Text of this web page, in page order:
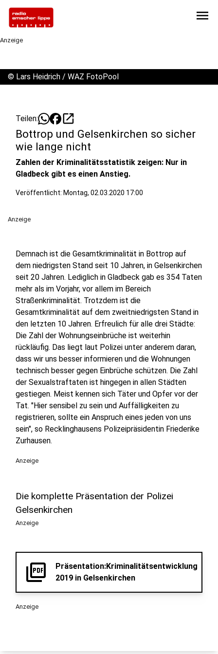
menu
Anzeige
© Lars Heidrich / WAZ FotoPool
Teilen: open_in_new
Bottrop und Gelsenkirchen so sicher
wie lange nicht
Zahlen der Kriminalitätsstatistik zeigen: Nur in
Gladbeck gibt es einen Anstieg.
Veröffentlicht: Montag, 02.03.2020 17:00
Anzeige
Demnach ist die Gesamtkriminalität in Bottrop auf
dem niedrigsten Stand seit 10 Jahren, in Gelsenkirchen
seit 20 Jahren. Lediglich in Gladbeck gab es 354 Taten
mehr als im Vorjahr, vor allem im Bereich
Straßenkriminalität. Trotzdem ist die
Gesamtkriminalität auf dem zweitniedrigsten Stand in
den letzten 10 Jahren. Erfreulich für alle drei Städte:
Die Zahl der Wohnungseinbrüche ist weiterhin
rückläufig. Das liegt laut Polizei unter anderem daran,
dass wir uns besser informieren und die Wohnungen
technisch besser gegen Einbrüche schützen. Die Zahl
der Sexualstraftaten ist hingegen in allen Städten
gestiegen. Meist kennen sich Täter und Opfer vor der
Tat. "Hier sensibel zu sein und Auffälligkeiten zu
registrieren, sollte ein Anspruch eines jeden von uns
sein", so Recklinghausens Polizeipräsidentin Friederike
Zurhausen.
Anzeige
Die komplette Präsentation der Polizei
Gelsenkirchen
Anzeige
picture_as_pdf
Präsentation:Kriminalitätsentwicklung
2019 in Gelsenkirchen
Anzeige